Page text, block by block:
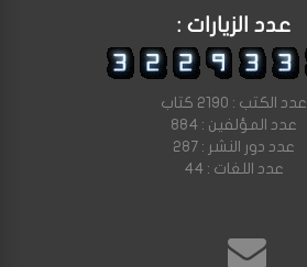
عدد الزيارات :
عدد الكتب : 2190 كتاب
عدد المؤلفين : 884
عدد دور النشر : 287
عدد اللغات : 44